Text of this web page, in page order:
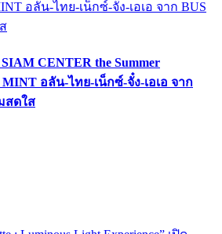
CENTER the Summer
MINT อลัน-ไทย-เน็กซ์-จั๋ง-เอเอ จาก
สดใส